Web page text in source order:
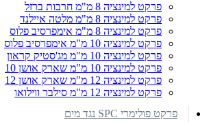
פרקט למינציה 8 מ"מ חרבות ברזל
פרקט למינציה 8 מ"מ מלטה איילנד
פרקט למינציה 8 מ"מ אימפרסיב פלוס
פרקט למינציה 10 מ"מ אימפרסיב פלוס
פרקט למינציה 10 מ"מ מג'סטיק קראון
פרקט למינציה 10 מ"מ שארק אושן 10
פרקט למינציה 12 מ"מ שארק אושן 12
פרקט למינציה 12 מ"מ סילבר ווילואו
פרקט פולימרי SPC נגד מים